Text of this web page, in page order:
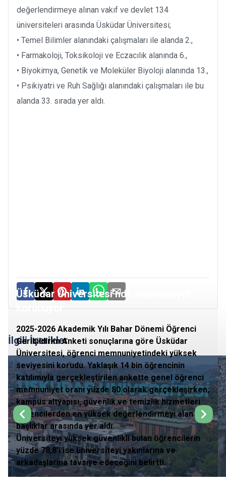
değerlendirmeye alınan vakıf ve devlet 134
üniversiteleri arasında Üsküdar Üniversitesi;
• Temel Bilimler alanındaki çalışmaları ile alanda 2.,
• Farmakoloji, Toksikoloji ve Eczacılık alanında 6.,
• Biyokimya, Genetik ve Moleküler Biyoloji alanında 13.,
• Psikiyatri ve Ruh Sağlığı alanındaki çalışmaları ile bu
alanda 33. sırada yer aldı.
İlgili İçerikler
Üsküdar Üniversitesi’nde memnuniyet
korunuyor
2025-2026 Akademik Yılı Bahar Dönemi Öğrenci
Geribildirim Anketi sonuçlarına göre Üsküdar
Üniversitesi, öğrenci memnuniyetindeki yüksek
seviyesini korudu. Yaklaşık 14 bin öğrencinin
katılımıyla gerçekleştirilen ankette genel öğrenci
memnuniyet oranı yüzde 80 olarak gerçekleşirken;
kampüs altyapısı, güvenlik ve temizlik hizmetleri
öğrencilerden en yüksek değerlendirmeyi alan
başlıklar arasında yer aldı.
Üniversiteyi yüksek güvenlikli bulan öğrencilerin
yüzde 78,8'i ise üniversiteyi yakınlarına ve
arkadaşlarına tavsiye edeceğini belirtti.